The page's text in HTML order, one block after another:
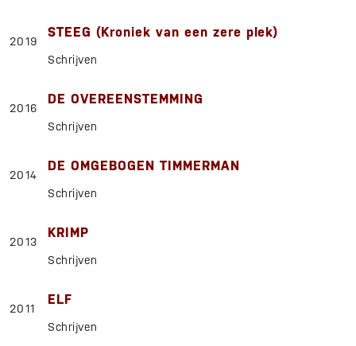
2019
STEEG (Kroniek van een zere plek)
Schrijven
2016
DE OVEREENSTEMMING
Schrijven
2014
DE OMGEBOGEN TIMMERMAN
Schrijven
2013
KRIMP
Schrijven
2011
ELF
Schrijven